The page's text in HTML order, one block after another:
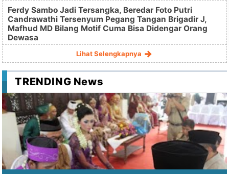
Ferdy Sambo Jadi Tersangka, Beredar Foto Putri
Candrawathi Tersenyum Pegang Tangan Brigadir J,
Mafhud MD Bilang Motif Cuma Bisa Didengar Orang
Dewasa
Lihat Selengkapnya
TRENDING News